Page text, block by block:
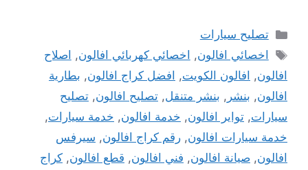
التصنيفات
تصليح سيارات
الوسوم
اخصائي افالون, اخصائي كهربائي افالون, اصلاح
افالون, افالون الكويت, افضل كراج افالون, بطارية
افالون, بنشر , بنشر متنقل, تصليح افالون, تصليح
سيارات, تواير افالون, خدمة افالون, خدمة سيارات,
خدمة سيارات افالون, رقم كراج افالون, سيرفس
افالون, صيانة افالون, فني افالون, قطع افالون, كراج